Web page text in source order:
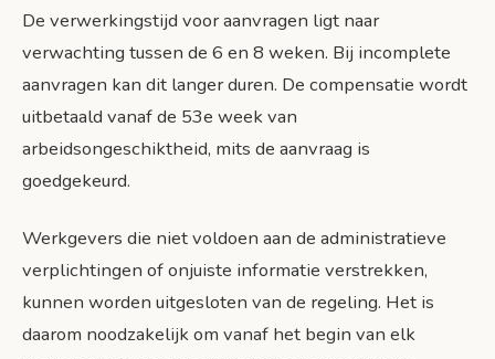
De verwerkingstijd voor aanvragen ligt naar
verwachting tussen de 6 en 8 weken. Bij incomplete
aanvragen kan dit langer duren. De compensatie wordt
uitbetaald vanaf de 53e week van
arbeidsongeschiktheid, mits de aanvraag is
goedgekeurd.
Werkgevers die niet voldoen aan de administratieve
verplichtingen of onjuiste informatie verstrekken,
kunnen worden uitgesloten van de regeling. Het is
daarom noodzakelijk om vanaf het begin van elk